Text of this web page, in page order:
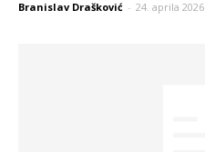
Branislav Drašković - 24. aprila 2026.